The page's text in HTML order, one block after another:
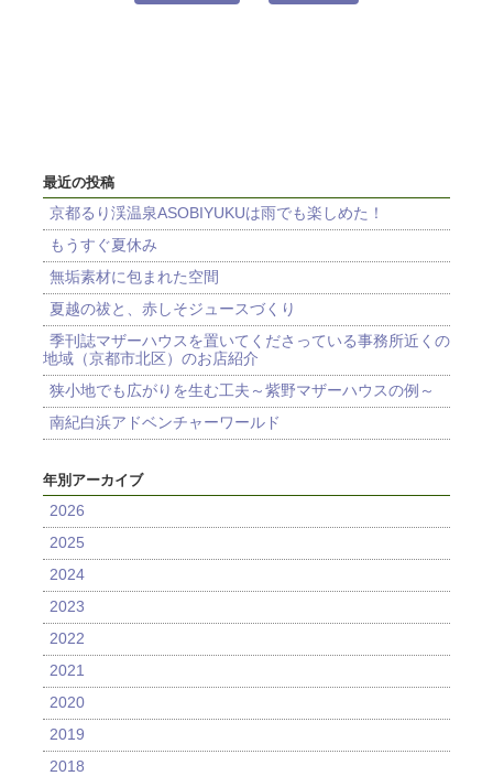
最近の投稿
京都るり渓温泉ASOBIYUKUは雨でも楽しめた！
もうすぐ夏休み
無垢素材に包まれた空間
夏越の祓と、赤しそジュースづくり
季刊誌マザーハウスを置いてくださっている事務所近くの
地域（京都市北区）のお店紹介
狭小地でも広がりを生む工夫～紫野マザーハウスの例～
南紀白浜アドベンチャーワールド
年別アーカイブ
2026
2025
2024
2023
2022
2021
2020
2019
2018